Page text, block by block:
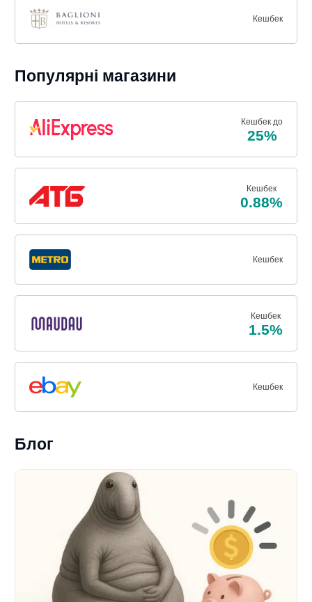
Кешбек
Популярні магазини
Кешбек до
25%
Кешбек
0.88%
Кешбек
Кешбек
1.5%
Кешбек
Блог